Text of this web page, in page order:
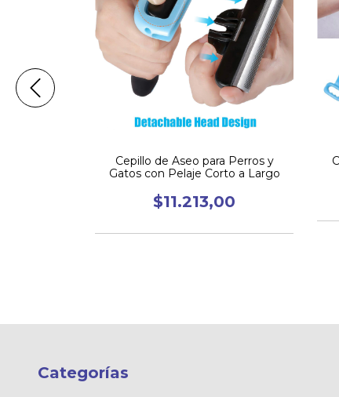
Cepillo de Aseo para Perros y
Gatos con Pelaje Corto a Largo
$11.213,00
Categorías